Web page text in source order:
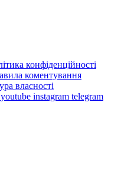
конфіденційності
коментування
власності
youtube instagram telegram